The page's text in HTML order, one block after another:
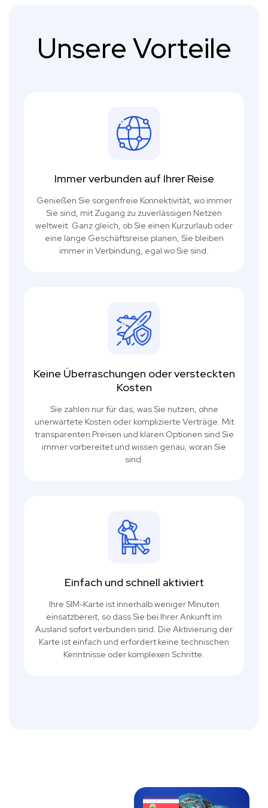
Unsere Vorteile
Immer verbunden auf Ihrer Reise
Genießen Sie sorgenfreie Konnektivität, wo immer
Sie sind, mit Zugang zu zuverlässigen Netzen
weltweit. Ganz gleich, ob Sie einen Kurzurlaub oder
eine lange Geschäftsreise planen, Sie bleiben
immer in Verbindung, egal wo Sie sind.
Keine Überraschungen oder versteckten
Kosten
Sie zahlen nur für das, was Sie nutzen, ohne
unerwartete Kosten oder komplizierte Verträge. Mit
transparenten Preisen und klaren Optionen sind Sie
immer vorbereitet und wissen genau, woran Sie
sind.
Einfach und schnell aktiviert
Ihre SIM-Karte ist innerhalb weniger Minuten
einsatzbereit, so dass Sie bei Ihrer Ankunft im
Ausland sofort verbunden sind. Die Aktivierung der
Karte ist einfach und erfordert keine technischen
Kenntnisse oder komplexen Schritte.